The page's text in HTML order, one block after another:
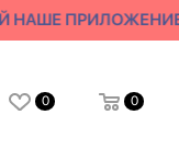
ПРИЛОЖЕНИЕ |
0 0